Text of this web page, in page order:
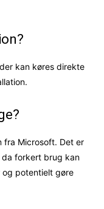
kan køres direkte
fra Microsoft. Det er
forkert brug kan
potentielt gøre